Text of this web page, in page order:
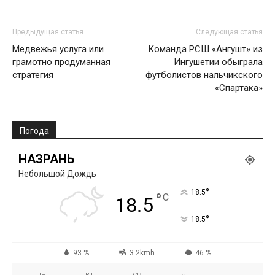
Предыдущая статья
Медвежья услуга или
грамотно продуманная
стратегия
Следующая статья
Команда РСШ «Ангушт» из
Ингушетии обыграла
футболистов нальчикского
«Спартака»
Погода
НАЗРАНЬ
Небольшой Дождь
18.5°C 18.5°
18.5°
93 % 3.2kmh 46 %